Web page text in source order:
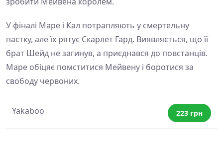
У фіналі Маре і Кал потрапляють у смертельну
пастку, але їх рятує Скарлет Гард. Виявляється, що її
брат Шейд не загинув, а приєднався до повстанців.
Маре обіцяє помститися Мейвену і боротися за
свободу червоних.
Yakaboo 223 грн